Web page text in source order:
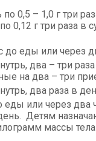
0,5 – 1,0 г три
0,12 г три
до еды или через
два – три
на два – три
два раза в
еды или через
Детям
массы